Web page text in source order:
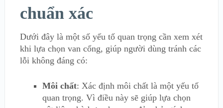
chuẩn xác
Dưới đây là một số yếu tố quan trọng cần xem xét
khi lựa chọn van cổng, giúp người dùng tránh các
lỗi không đáng có:
Môi chất: Xác định môi chất là một yếu tố
quan trọng. Vì điều này sẽ giúp lựa chọn